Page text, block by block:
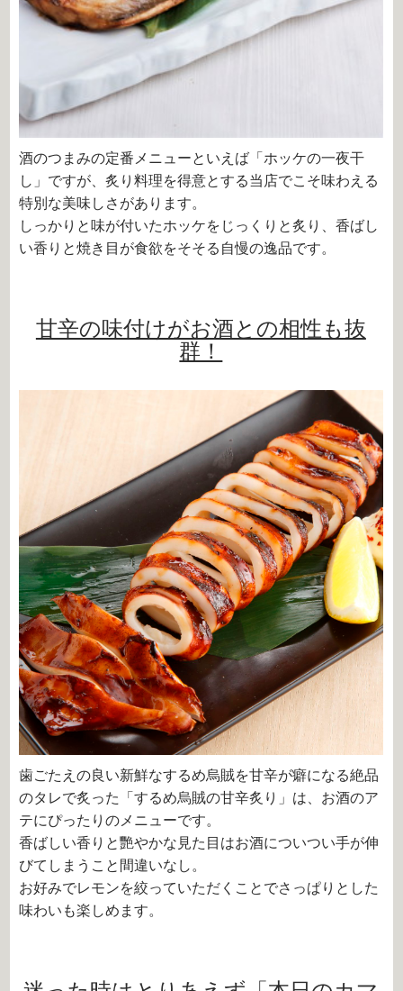
酒のつまみの定番メニューといえば「ホッケの一夜干
し」ですが、炙り料理を得意とする当店でこそ味わえる
特別な美味しさがあります。
しっかりと味が付いたホッケをじっくりと炙り、香ばし
い香りと焼き目が食欲をそそる自慢の逸品です。
甘辛の味付けがお酒との相性も抜
群！
歯ごたえの良い新鮮なするめ烏賊を甘辛が癖になる絶品
のタレで炙った「するめ烏賊の甘辛炙り」は、お酒のア
テにぴったりのメニューです。
香ばしい香りと艷やかな見た目はお酒についつい手が伸
びてしまうこと間違いなし。
お好みでレモンを絞っていただくことでさっぱりとした
味わいも楽しめます。